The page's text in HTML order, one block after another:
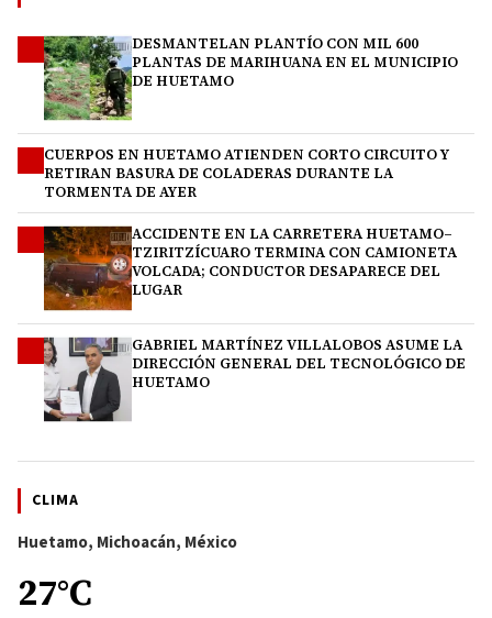
DESMANTELAN PLANTÍO CON MIL 600
PLANTAS DE MARIHUANA EN EL MUNICIPIO
DE HUETAMO
CUERPOS EN HUETAMO ATIENDEN CORTO CIRCUITO Y
RETIRAN BASURA DE COLADERAS DURANTE LA
TORMENTA DE AYER
ACCIDENTE EN LA CARRETERA HUETAMO–
TZIRITZÍCUARO TERMINA CON CAMIONETA
VOLCADA; CONDUCTOR DESAPARECE DEL
LUGAR
GABRIEL MARTÍNEZ VILLALOBOS ASUME LA
DIRECCIÓN GENERAL DEL TECNOLÓGICO DE
HUETAMO
CLIMA
Huetamo, Michoacán, México
27°C